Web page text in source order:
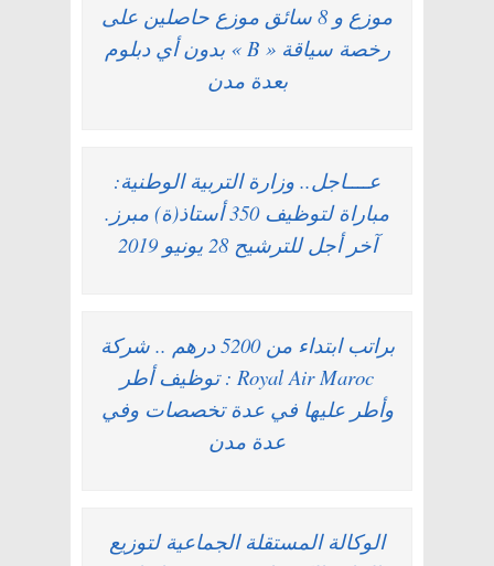
موزع و 8 سائق موزع حاصلين على
رخصة سياقة « B » بدون أي دبلوم
بعدة مدن
عــــاجل.. وزارة التربية الوطنية:
مباراة لتوظيف 350 أستاذ(ة) مبرز.
آخر أجل للترشيح 28 يونيو 2019
براتب ابتداء من 5200 درهم .. شركة
Royal Air Maroc : توظيف أطر
وأطر عليها في عدة تخصصات وفي
عدة مدن
الوكالة المستقلة الجماعية لتوزيع